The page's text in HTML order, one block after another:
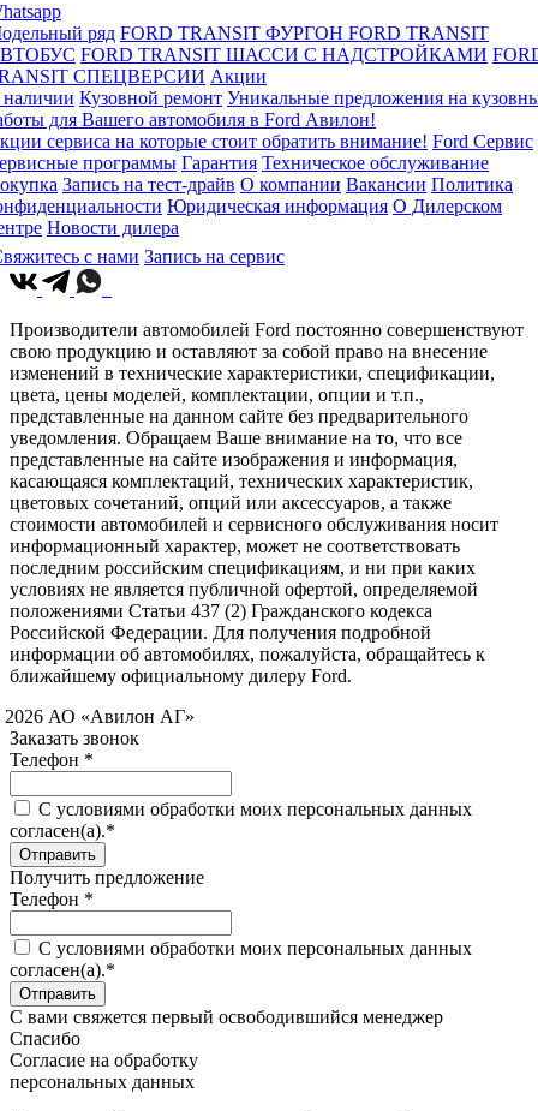
ряд FORD TRANSIT ФУРГОН FORD TRANSIT
FORD TRANSIT ШАССИ С НАДСТРОЙКАМИ
СПЕЦВЕРСИИ Акции
Кузовной ремонт Уникальные предложения на
для Вашего автомобиля в Ford Авилон!
сервиса на которые стоит обратить внимание! Ford Сервис
программы Гарантия Техническое обслуживание
Запись на тест-драйв О компании Вакансии Политика
Юридическая информация О Дилерском
Новости дилера
с нами Запись на сервис
Производители автомобилей Ford постоянно совершенствуют
свою продукцию и оставляют за собой право на внесение
изменений в технические характеристики, спецификации,
цвета, цены моделей, комплектации, опции и т.п.,
представленные на данном сайте без предварительного
уведомления. Обращаем Ваше внимание на то, что все
представленные на сайте изображения и информация,
касающаяся комплектаций, технических характеристик,
цветовых сочетаний, опций или аксессуаров, а также
стоимости автомобилей и сервисного обслуживания носит
информационный характер, может не соответствовать
последним российским спецификациям, и ни при каких
условиях не является публичной офертой, определяемой
положениями Статьи 437 (2) Гражданского кодекса
Российской Федерации. Для получения подробной
информации об автомобилях, пожалуйста, обращайтесь к
ближайшему официальному дилеру Ford.
АО «Авилон АГ»
Заказать звонок
Телефон *
C условиями обработки моих персональных данных
согласен(а).*
Получить предложение
Телефон *
C условиями обработки моих персональных данных
согласен(а).*
С вами свяжется первый освободившийся менеджер
Спасибо
Согласие на обработку
персональных данных